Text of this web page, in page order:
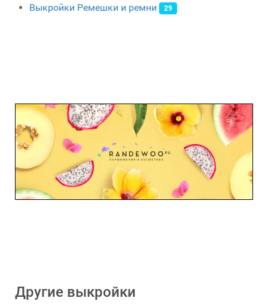
Выкройки Ремешки и ремни 29
Другие выкройки